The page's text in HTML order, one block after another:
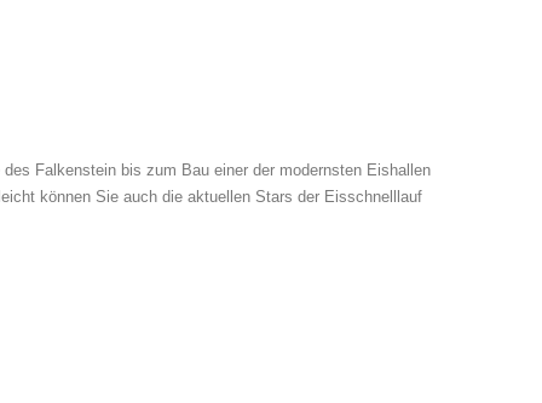
Falkenstein bis zum Bau einer der modernsten Eishallen
können Sie auch die aktuellen Stars der Eisschnelllauf